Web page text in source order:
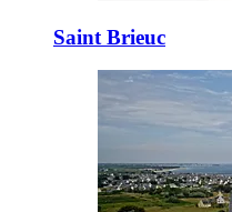
Saint Brieuc